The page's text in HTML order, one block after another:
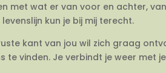
met wat er van voor en achter,
kun je bij mij terecht.
kant van jou wil zich graag
vinden. Je verbindt je weer met